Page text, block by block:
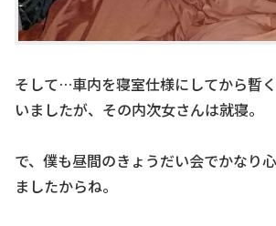
そして…車内を寝室仕様にしてから暫
いましたが、その内次女さんは就寝。
で、僕も昼間のきょうだい会でかなり
ましたからね。